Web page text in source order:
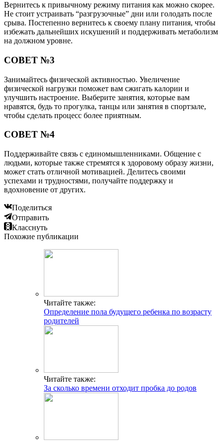
Вернитесь к привычному режиму питания как можно скорее.
Не стоит устраивать “разгрузочные” дни или голодать после
срыва. Постепенно вернитесь к своему плану питания, чтобы
избежать дальнейших искушений и поддерживать метаболизм
на должном уровне.
СОВЕТ №3
Занимайтесь физической активностью. Увеличение
физической нагрузки поможет вам сжигать калории и
улучшить настроение. Выберите занятия, которые вам
нравятся, будь то прогулка, танцы или занятия в спортзале,
чтобы сделать процесс более приятным.
СОВЕТ №4
Поддерживайте связь с единомышленниками. Общение с
людьми, которые также стремятся к здоровому образу жизни,
может стать отличной мотивацией. Делитесь своими
успехами и трудностями, получайте поддержку и
вдохновение от других.
Поделиться
Отправить
Класснуть
Похожие публикации
Читайте также:
Определение пола будущего ребенка по возрасту
родителей
Читайте также:
За сколько времени отходит пробка до родов